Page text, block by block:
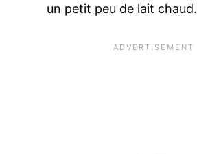
un petit peu de lait chaud.